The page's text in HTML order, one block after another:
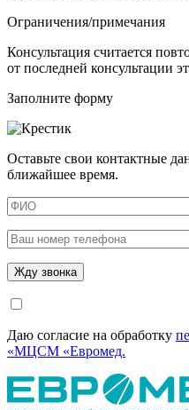
Ограничения/примечания
Консультация считается
от последней консультации
Заполните форму
Оставьте свои контактные
ближайшее время.
Даю согласие на обработку
«МЦСМ «Евромед.